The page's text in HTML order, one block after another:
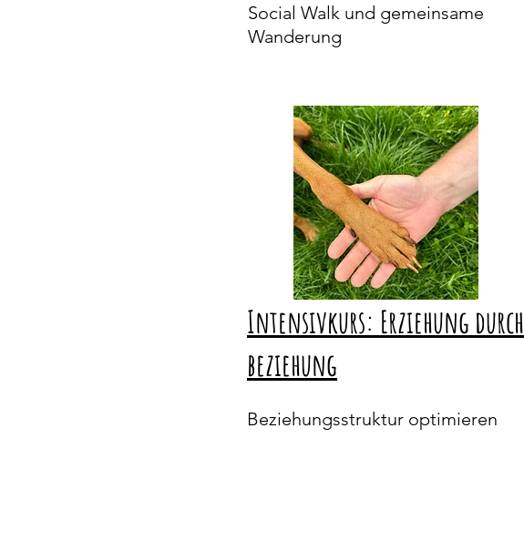
Social Walk und gemeinsame
Wanderung
Intensivkurs: Erziehung durch
beziehung
Beziehungsstruktur optimieren